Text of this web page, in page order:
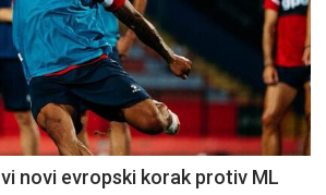
novi evropski korak protiv ML